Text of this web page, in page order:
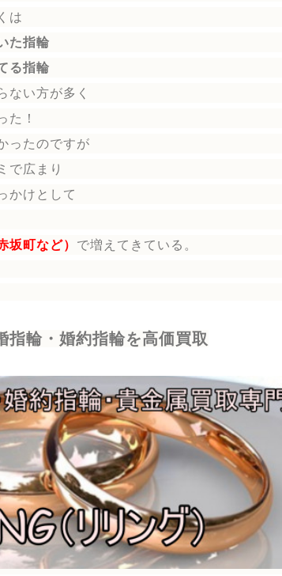
は
た指輪
る指輪
ない方が多く
た！
ったのですが
で広まり
かけとして
町など） で増えてきている。
指輪・婚約指輪を高価買取